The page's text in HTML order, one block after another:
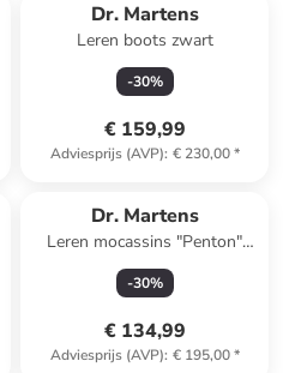
Dr. Martens
Leren boots zwart
-30%
€ 159,99
Adviesprijs (AVP): € 230,00*
Dr. Martens
Leren mocassins "Penton"
zwart
-30%
€ 134,99
Adviesprijs (AVP): € 195,00*